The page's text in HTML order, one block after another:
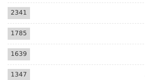
2341
1785
1639
1347